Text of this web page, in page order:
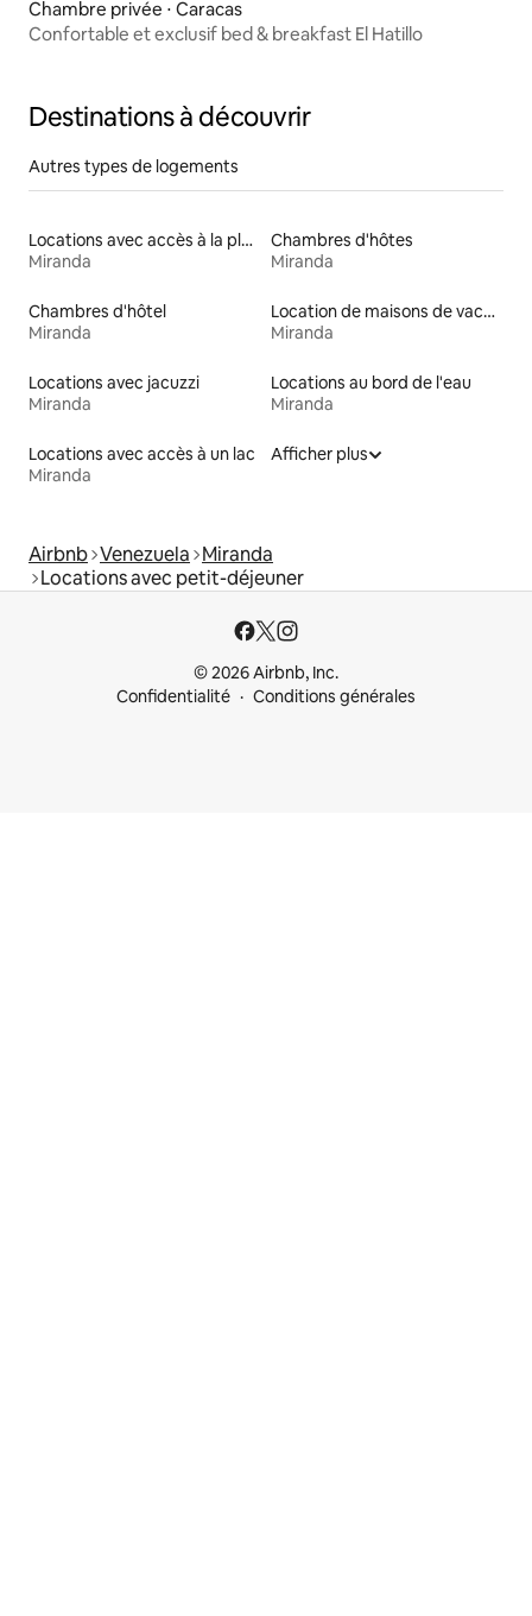
Chambre privée ⋅ Caracas
Confortable et exclusif bed & breakfast El Hatillo
Destinations à découvrir
Autres types de logements
Locations avec accès à la plage
Miranda
Chambres d'hôtes
Miranda
Chambres d'hôtel
Miranda
Location de maisons de vacances
Miranda
Locations avec jacuzzi
Miranda
Locations au bord de l'eau
Miranda
Locations avec accès à un lac
Miranda
Afficher plus
Airbnb Venezuela Miranda
Locations avec petit-déjeuner
© 2026 Airbnb, Inc.
Confidentialité
Conditions générales